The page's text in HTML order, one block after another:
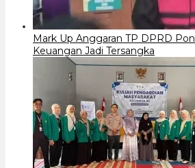
Mark Up Anggaran TP DPRD
Keuangan Jadi Tersangka